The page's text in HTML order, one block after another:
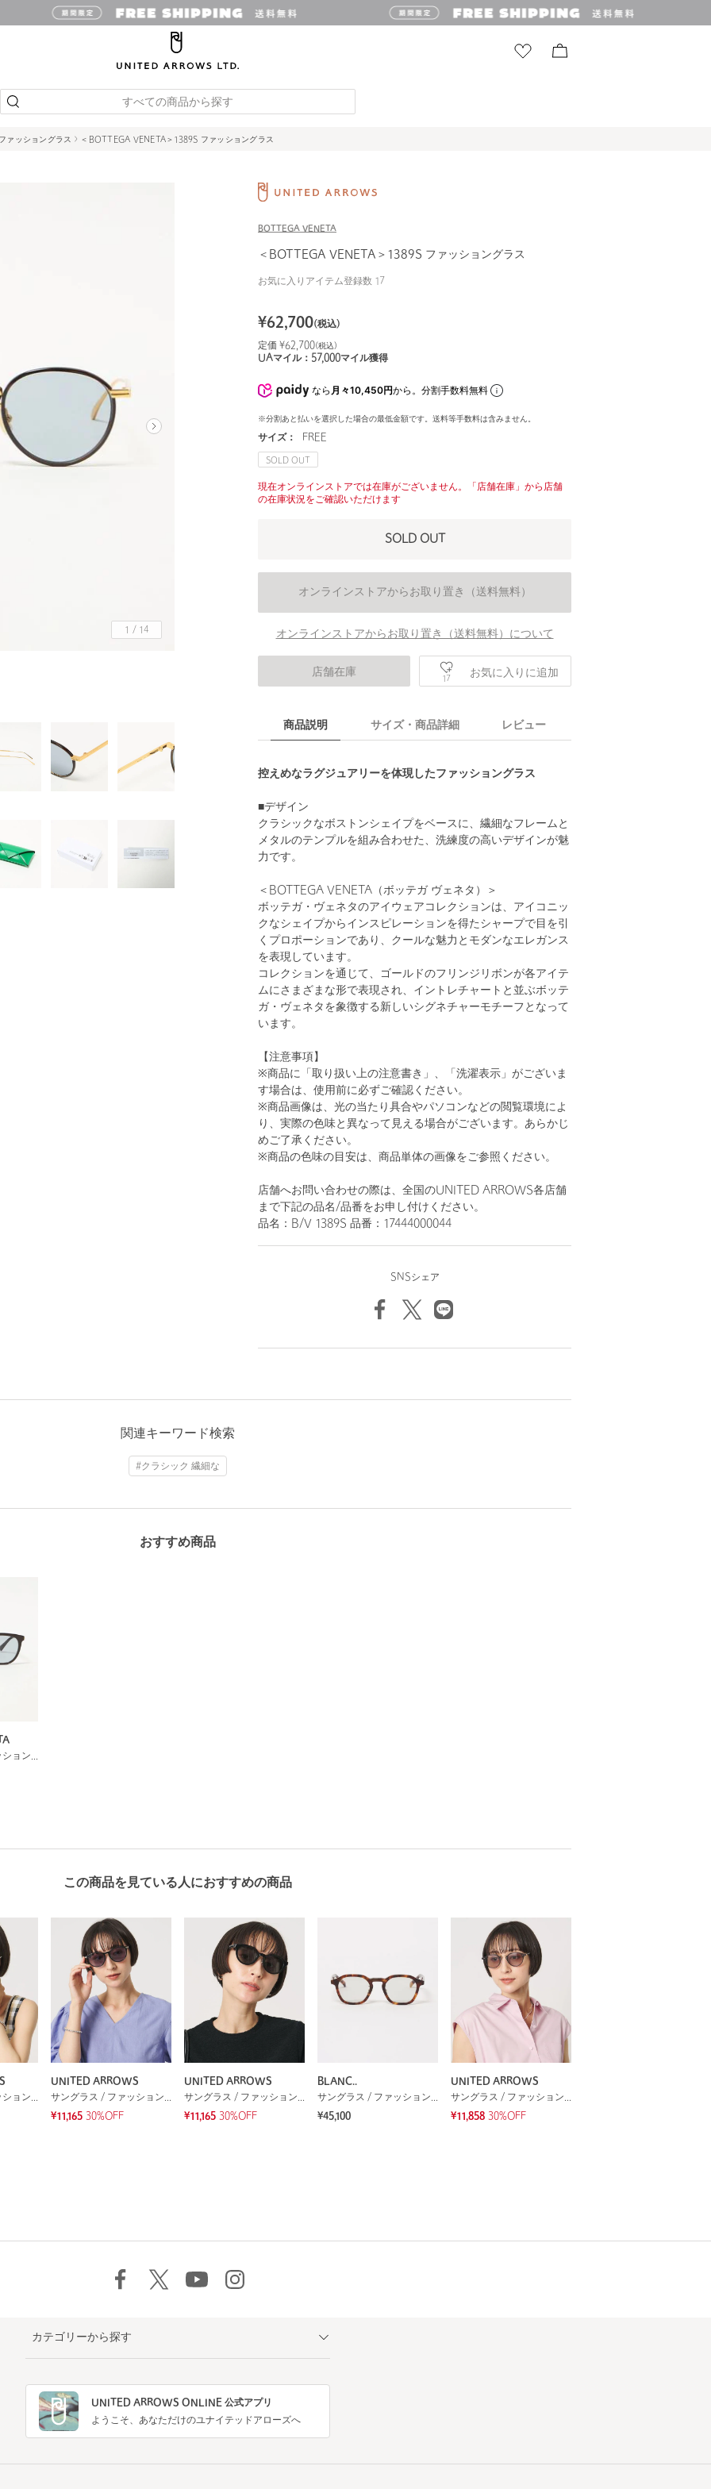
すべての商品から探す
ァッショングラス ＜BOTTEGA VENETA＞1389S ファッショングラス
1 / 14
BOTTEGA VENETA
＜BOTTEGA VENETA＞1389S ファッショングラス
お気に入りアイテム登録数 17
¥62,700(税込)
定価 ¥62,700(税込)
UAマイル： 57,000マイル獲得
なら 月々10,450円から。分割手数料無料
※分割あと払いを選択した場合の最低金額です。送料等手数料は含みません。
サイズ： FREE
SOLD OUT
現在オンラインストアでは在庫がございません。「店舗在庫」から店舗
の在庫状況をご確認いただけます
SOLD OUT
オンラインストアからお取り置き（送料無料）
オンラインストアからお取り置き（送料無料）について
店舗在庫
17 お気に入りに追加
商品説明 サイズ・商品詳細 レビュー
控えめなラグジュアリーを体現したファッショングラス
■デザイン
クラシックなボストンシェイプをベースに、繊細なフレームと
メタルのテンプルを組み合わせた、洗練度の高いデザインが魅
力です。
＜BOTTEGA VENETA（ボッテガ ヴェネタ）＞
ボッテガ・ヴェネタのアイウェアコレクションは、アイコニッ
クなシェイプからインスピレーションを得たシャープで目を引
くプロポーションであり、クールな魅力とモダンなエレガンス
を表現しています。
コレクションを通じて、ゴールドのフリンジリボンが各アイテ
ムにさまざまな形で表現され、イントレチャートと並ぶボッテ
ガ・ヴェネタを象徴する新しいシグネチャーモチーフとなって
います。
【注意事項】
※商品に「取り扱い上の注意書き」、「洗濯表示」がございま
す場合は、使用前に必ずご確認ください。
※商品画像は、光の当たり具合やパソコンなどの閲覧環境によ
り、実際の色味と異なって見える場合がございます。あらかじ
めご了承ください。
※商品の色味の目安は、商品単体の画像をご参照ください。
店舗へお問い合わせの際は、全国のUNITED ARROWS各店舗
まで下記の品名/品番をお申し付けください。
品名：B/V 1389S 品番：17444000044
SNSシェア
関連キーワード検索
#クラシック 繊細な
おすすめ商品
サングラス / ファッショングラス
この商品を見ている人におすすめの商品
サングラス / ファッショングラス
UNITED ARROWS
サングラス / ファッショングラス
¥11,165 30%OFF
UNITED ARROWS
サングラス / ファッショングラス
¥11,165 30%OFF
BLANC..
サングラス / ファッショングラス
¥45,100
UNITED ARROWS
サングラス / ファッショングラス
¥11,858 30%OFF
カテゴリーから探す
UNITED ARROWS ONLINE 公式アプリ
ようこそ、あなただけのユナイテッドアローズへ